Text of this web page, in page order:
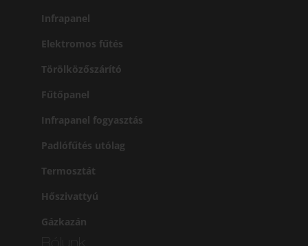
Infrapanel
Elektromos fűtés
Törölközőszárító
Fűtőpanel
Infrapanel fogyasztás
Padlófűtés utólag
Termosztát
Hőszivattyú
Gázkazán